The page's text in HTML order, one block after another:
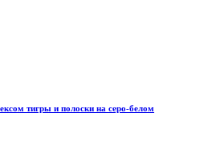
тигры и полоски на серо-белом